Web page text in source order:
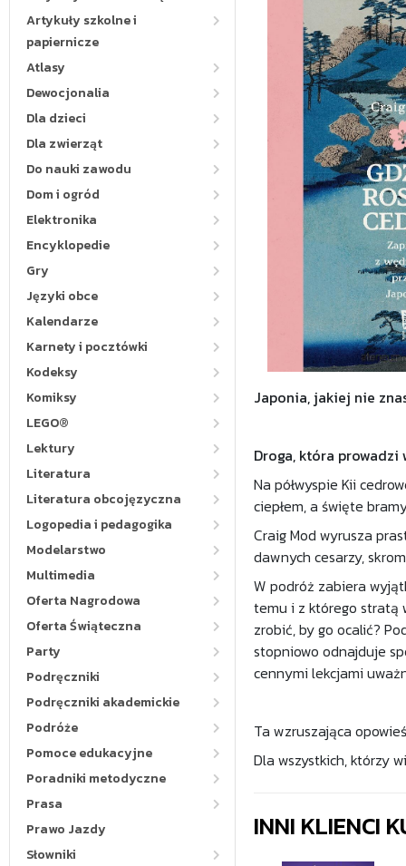
Artykuły szkolne i
papiernicze
Atlasy
Dewocjonalia
Dla dzieci
Dla zwierząt
Do nauki zawodu
Dom i ogród
Elektronika
Encyklopedie
Gry
Języki obce
Kalendarze
Karnety i pocztówki
Kodeksy
Komiksy
LEGO®
Lektury
Literatura
Literatura obcojęzyczna
Logopedia i pedagogika
Modelarstwo
Multimedia
Oferta Nagrodowa
Oferta Świąteczna
Party
Podręczniki
Podręczniki akademickie
Podróże
Pomoce edukacyjne
Poradniki metodyczne
Prasa
Prawo Jazdy
Słowniki
Japonia, jakiej nie
Droga, która prowadzi
Na półwyspie Kii
ciepłem, a święte
Craig Mod wyrusza
dawnych cesarzy,
W podróż zabiera
temu i z którego stratą
zrobić, by go ocalić?
stopniowo odnajduje
cennymi lekcjami
Ta wzruszająca
Dla wszystkich, którzy
INNI KLIENCI